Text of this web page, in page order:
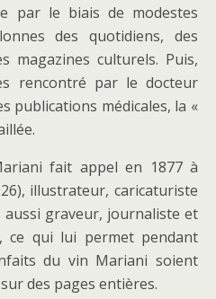
par le biais de modestes
des quotidiens, des
magazines culturels. Puis,
rencontré par le docteur
publications médicales, la «
fait appel en 1877 à
illustrateur, caricaturiste
aussi graveur, journaliste et
ce qui lui permet pendant
du vin Mariani soient
des pages entières.